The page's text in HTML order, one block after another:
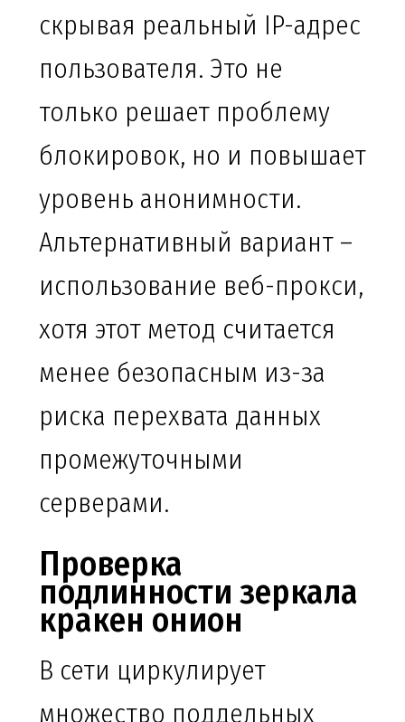
скрывая реальный IP-адрес
пользователя. Это не
только решает проблему
блокировок, но и повышает
уровень анонимности.
Альтернативный вариант –
использование веб-прокси,
хотя этот метод считается
менее безопасным из-за
риска перехвата данных
промежуточными
серверами.
Проверка
подлинности зеркала
кракен онион
В сети циркулирует
множество поддельных